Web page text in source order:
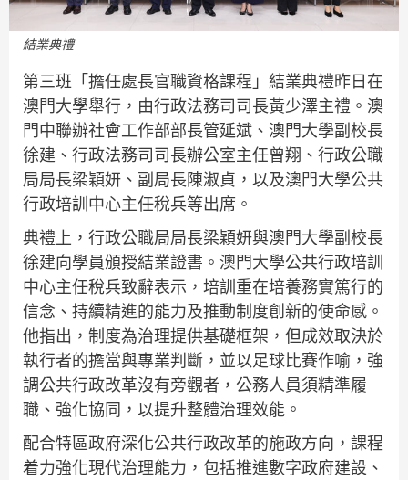
結業典禮
第三班「擔任處長官職資格課程」結業典禮昨日在
澳門大學舉行，由行政法務司司長黃少澤主禮。澳
門中聯辦社會工作部部長管延斌、澳門大學副校長
徐建、行政法務司司長辦公室主任曾翔、行政公職
局局長梁穎妍、副局長陳淑貞，以及澳門大學公共
行政培訓中心主任稅兵等出席。
典禮上，行政公職局局長梁穎妍與澳門大學副校長
徐建向學員頒授結業證書。澳門大學公共行政培訓
中心主任稅兵致辭表示，培訓重在培養務實篤行的
信念、持續精進的能力及推動制度創新的使命感。
他指出，制度為治理提供基礎框架，但成效取決於
執行者的擔當與專業判斷，並以足球比賽作喻，強
調公共行政改革沒有旁觀者，公務人員須精準履
職、強化協同，以提升整體治理效能。
配合特區政府深化公共行政改革的施政方向，課程
着力強化現代治理能力，包括推進數字政府建設、